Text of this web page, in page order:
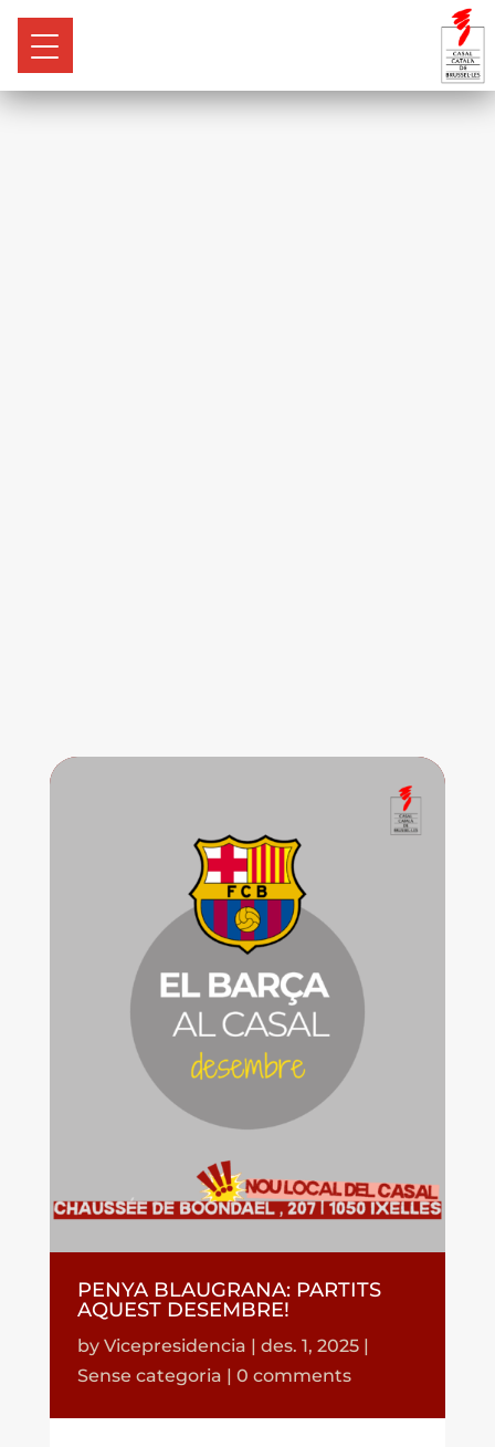
PENYA BLAUGRANA: PARTITS
AQUEST DESEMBRE!
by Vicepresidencia | des. 1, 2025|
Sense categoria | 0 comments